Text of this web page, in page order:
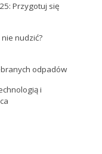
Przygotuj się
nudzić?
odpadów
i